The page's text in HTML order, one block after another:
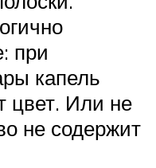
при
капель
цвет. Или не
не содержит